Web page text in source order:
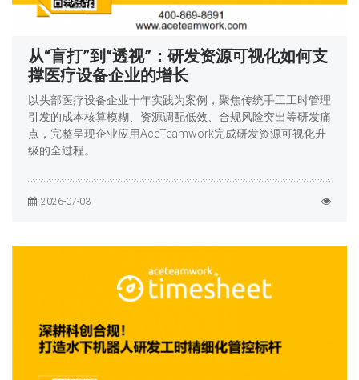
从“盲打”到“透视”：研发资源可视化如何支
撑医疗设备企业的增长
以头部医疗设备企业十年实践为案例，聚焦传统手工工时管理
引发的成本核算模糊、资源调配低效、合规风险突出等研发痛
点，完整呈现企业应用AceTeamwork完成研发资源可视化升
级的全过程。
2026-07-03